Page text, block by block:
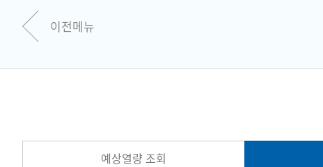
이전메뉴
예상열량 조회